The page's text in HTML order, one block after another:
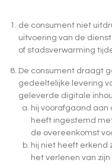
de consument niet
uitvoering van de
of stadsverwarming
De consument draagt
gedeeltelijke levering
geleverde digitale
hij voorafgaand aan
heeft ingestemd
de overeenkomst
hij niet heeft erkend
het verlenen van